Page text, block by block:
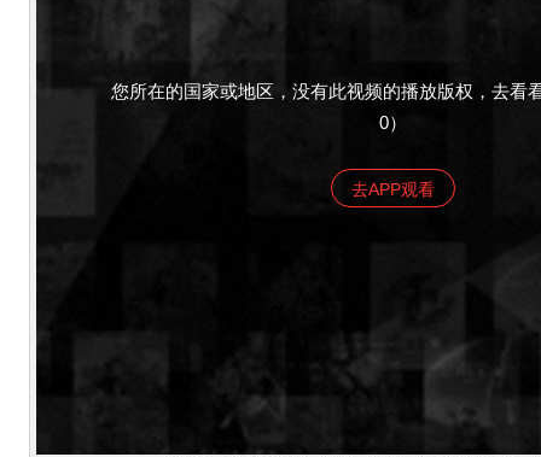
您所在的国家或地区，没有此视频的播放版权，去看
0）
去APP观看